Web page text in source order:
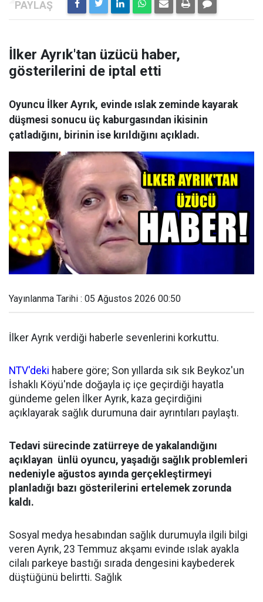
İlker Ayrık'tan üzücü haber,
gösterilerini de iptal etti
Oyuncu İlker Ayrık, evinde ıslak zeminde kayarak
düşmesi sonucu üç kaburgasından ikisinin
çatladığını, birinin ise kırıldığını açıkladı.
Yayınlanma Tarihi : 05 Ağustos 2026 00:50
İlker Ayrık verdiği haberle sevenlerini korkuttu.
NTV'deki habere göre; Son yıllarda sık sık Beykoz'un
İshaklı Köyü'nde doğayla iç içe geçirdiği hayatla
gündeme gelen İlker Ayrık, kaza geçirdiğini
açıklayarak sağlık durumuna dair ayrıntıları paylaştı.
Tedavi sürecinde zatürreye de yakalandığını
açıklayan ünlü oyuncu, yaşadığı sağlık problemleri
nedeniyle ağustos ayında gerçekleştirmeyi
planladığı bazı gösterilerini ertelemek zorunda
kaldı.
Sosyal medya hesabından sağlık durumuyla ilgili bilgi
veren Ayrık, 23 Temmuz akşamı evinde ıslak ayakla
cilalı parkeye bastığı sırada dengesini kaybederek
düştüğünü belirtti. Sağlık